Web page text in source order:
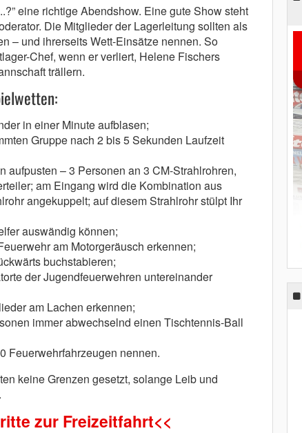
eine richtige Abendshow. Eine gute Show steht
Die Mitglieder der Lagerleitung sollten als
– und ihrerseits Wett-Einsätze nennen. So
Chef, wenn er verliert, Helene Fischers
trällern.
in einer Minute aufblasen;
Gruppe nach 2 bis 5 Sekunden Laufzeit
aufpusten – 3 Personen an 3 CM-Strahlrohren,
am Eingang wird die Kombination aus
angekuppelt; auf diesem Strahlrohr stülpt Ihr
auswändig können;
am Motorgeräusch erkennen;
buchstabieren;
der Jugendfeuerwehren untereinander
am Lachen erkennen;
immer abwechselnd einen Tischtennis-Ball
Feuerwehrfahrzeugen nennen.
keine Grenzen gesetzt, solange Leib und
zur Freizeitfahrt<<